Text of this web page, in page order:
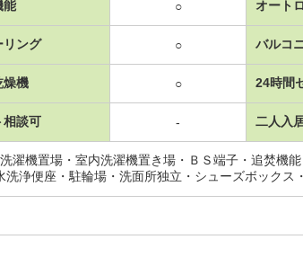
能 ○ オート
リング ○ バルコ
燥機 ○ 24時間
相談可 - 二人入
濯機置場・室内洗濯機置き場・ＢＳ端子・追焚機
浄便座・駐輪場・洗面所独立・シューズボックス